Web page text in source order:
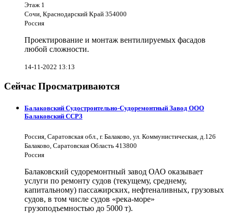
Этаж 1
Сочи, Краснодарский Край 354000
Россия
Проектирование и монтаж вентилируемых фасадов
любой сложности.
14-11-2022 13:13
Сейчас Просматриваются
Балаковский Судостроительно-Судоремонтный Завод ООО
Балаковский ССРЗ
Россия, Саратовская обл., г. Балаково, ул. Коммунистическая, д.126
Балаково, Саратовская Область 413800
Россия
Балаковский судоремонтный завод ОАО оказывает
услуги по ремонту судов (текущему, среднему,
капитальному) пассажирских, нефтеналивных, грузовых
судов, в том числе судов «река-море»
грузоподъемностью до 5000 т).